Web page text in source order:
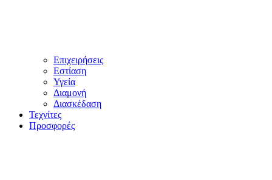
Επιχειρήσεις
Εστίαση
Υγεία
Διαμονή
Διασκέδαση
Τεχνίτες
Προσφορές